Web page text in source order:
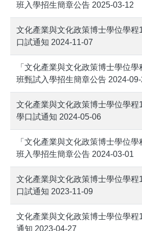
班入學招生簡章公告 2025-03-12
文化產業與文化政策博士學位學程
口試通知 2024-11-07
「文化產業與文化政策博士學位
班甄試入學招生簡章公告 2024-
文化產業與文化政策博士學位學程
學口試通知 2024-05-06
「文化產業與文化政策博士學位
班入學招生簡章公告 2024-03-01
文化產業與文化政策博士學位學程
口試通知 2023-11-09
文化產業與文化政策博士學位學
通知 2023-04-27